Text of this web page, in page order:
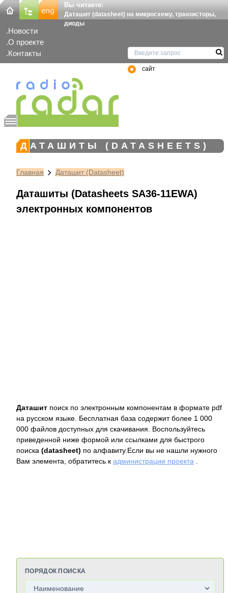
Вы читаете:
Даташит (datasheet) на микросхему, транзисторы,
диоды
Новости
О проекте
Контакты
сайт
ДАТАШИТЫ (DATASHEETS)
Главная Даташит (Datasheet)
Даташиты (Datasheets SA36-11EWA)
электронных компонентов
Даташит поиск по электронным компонентам в формате pdf
на русском языке. Бесплатная база содержит более 1 000
000 файлов доступных для скачивания. Воспользуйтесь
приведенной ниже формой или ссылками для быстрого
поиска (datasheet) по алфавиту.Если вы не нашли нужного
Вам элемента, обратитесь к администрации проекта
ПОРЯДОК ПОИСКА